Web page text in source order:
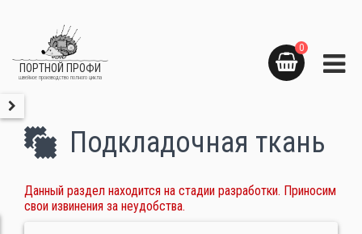
ПОРТНОЙ ПРОФИ
швейное производство полного цикла
0
Подкладочная ткань
Данный раздел находится на стадии разработки. Приносим
свои извинения за неудобства.